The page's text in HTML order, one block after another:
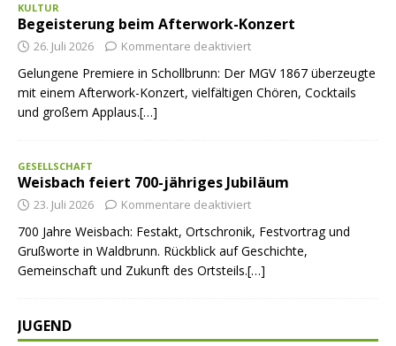
KULTUR
Begeisterung beim Afterwork-Konzert
26. Juli 2026 Kommentare deaktiviert
Gelungene Premiere in Schollbrunn: Der MGV 1867 überzeugte
mit einem Afterwork-Konzert, vielfältigen Chören, Cocktails
und großem Applaus.[…]
GESELLSCHAFT
Weisbach feiert 700-jähriges Jubiläum
23. Juli 2026 Kommentare deaktiviert
700 Jahre Weisbach: Festakt, Ortschronik, Festvortrag und
Grußworte in Waldbrunn. Rückblick auf Geschichte,
Gemeinschaft und Zukunft des Ortsteils.[…]
JUGEND